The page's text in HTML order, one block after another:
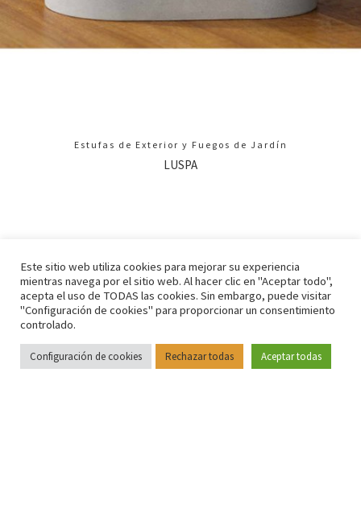
Estufas de Exterior y Fuegos de Jardín
LUSPA
Este sitio web utiliza cookies para mejorar su experiencia
mientras navega por el sitio web. Al hacer clic en "Aceptar todo",
acepta el uso de TODAS las cookies. Sin embargo, puede visitar
"Configuración de cookies" para proporcionar un consentimiento
controlado.
Configuración de cookies Rechazar todas Aceptar todas